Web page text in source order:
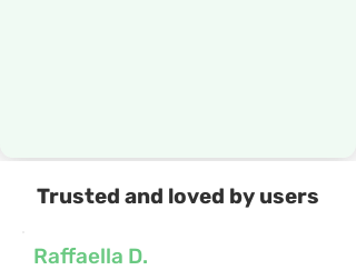
Trusted and loved by users
Raffaella D.